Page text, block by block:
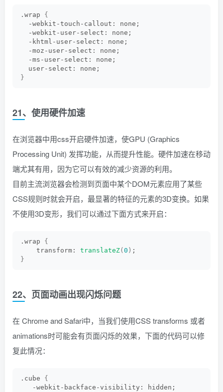
.wrap {
  -webkit-touch-callout: none;
  -webkit-user-select: none;
  -khtml-user-select: none;
  -moz-user-select: none;
  -ms-user-select: none;
  user-select: none;
}
21、使用硬件加速
在浏览器中用css开启硬件加速，使GPU (Graphics
Processing Unit) 发挥功能，从而提升性能。硬件加速在移动
端尤其有用，因为它可以有效的减少资源的利用。
目前主流浏览器会检测到页面中某个DOM元素应用了某些
CSS规则时就会开启，最显著的特征的元素的3D变换。如果
不使用3D变形，我们可以通过下面方式来开启：
.wrap {
    transform:
translateZ( 0 ) ;
}
22、页面动画出现闪烁问题
在 Chrome and Safari中，当我们使用CSS transforms 或者
animations时可能会有页面闪烁的效果，下面的代码可以修
复此情况：
.cube {
   -webkit-backface-visibility: hidden;